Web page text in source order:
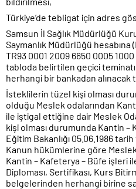
Türkiye’de tebligat için adres
Samsun İl Sağlık Müdürlüğü
Saymanlık Müdürlüğü hesabına
TR93 0001 2009 6650 0005
tabloda belirtilen geçici
herhangi bir bankadan
İsteklilerin tüzel kişi olması
olduğu Meslek odalarından
ile iştigal ettiğine dair Meslek
kişi olması durumunda Kantin –
Eğitim Bakanlığı 05.06.1986
Kanun hükümlerine göre
Kantin – Kafeterya – Büfe işleri
Diploması, Sertifikası, Kurs
belgelerinden herhangi birine